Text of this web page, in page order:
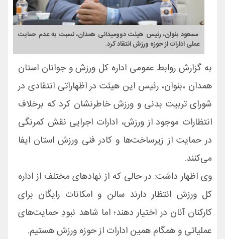
مسعود بنوان، رئیس هیئت دوومیدانی همدان، نسبت به عدم حمایت
عملی ادارات از حوزه ورزش انتقاد کرد.
به گزارش روابط عمومی اداره کل ورزش و جوانان استان
همدان ،بنوان، رئیس این هیئت در اظهاراتی انتقادی در
شورای تربیت بدنی و ورزش خاطرنشان کرد که برخلاف
انتظارات موجود از ورزش، ادارات اجرایی نقش کمرنگی
در حمایت از زیرساخت‌ها و کادر فنی ورزش استان ایفا
می‌کنند.
وی اظهار داشت: در حالی که از نهادهای مختلف از اداره
کل ورزش انتظار دارند سالن و امکانات رایگان برای
کارکنان آنان در اختیار دهند؛ اما شاهد نبودِ حمایت‌های
عملیاتی و همگام همین ادارات از حوزه ورزش هستیم.